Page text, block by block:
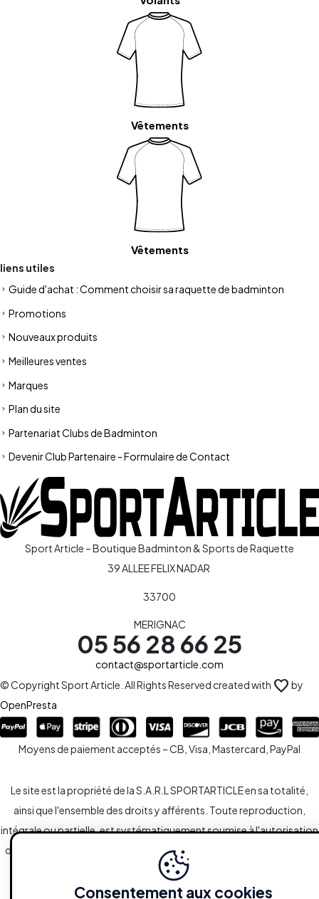
Vêtements
Vêtements
liens utiles
Guide d'achat : Comment choisir sa raquette de badminton
Promotions
Nouveaux produits
Meilleures ventes
Marques
Plan du site
Partenariat Clubs de Badminton
Devenir Club Partenaire - Formulaire de Contact
Sport Article – Boutique Badminton & Sports de Raquette
39 ALLEE FELIX NADAR
33700
MERIGNAC
05 56 28 66 25
contact@sportarticle.com
© Copyright Sport Article. All Rights Reserved created with favorite by
OpenPresta
Moyens de paiement acceptés – CB, Visa, Mastercard, PayPal
Le site est la propriété de la S.A.R.L SPORTARTICLE en sa totalité,
ainsi que l'ensemble des droits y afférents. Toute reproduction,
intégrale ou partielle, est systématiquement soumise à l'autorisation
des propriétaires. Toutefois, les liaisons du type hypertextes vers le
site sont autorisées sans demandes spécifiques.
Consentement aux cookies